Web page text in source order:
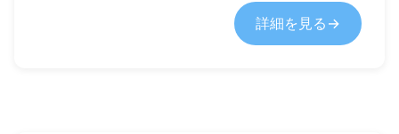
詳細を見る